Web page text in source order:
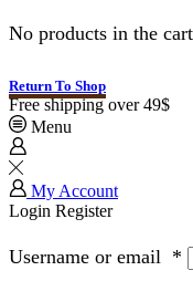
No products in the
Return To Shop
Free shipping over 49$
Menu
My Account
Login Register
Username or email *